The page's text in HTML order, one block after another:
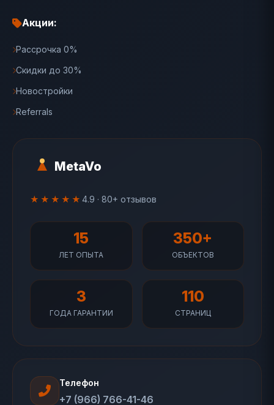
MetaVo
★★★★★ 4.9 · 80+ отзывов
15
ЛЕТ ОПЫТА
350+
ОБЪЕКТОВ
3
ГОДА ГАРАНТИИ
110
СТРАНИЦ
Акции:
Рассрочка 0%
Скидки до 30%
Новостройки
Referrals
Телефон
+7 (966) 766-41-46